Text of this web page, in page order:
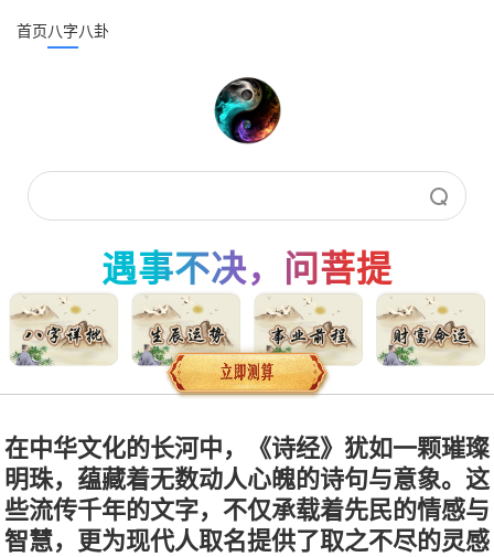
首页八字八卦
遇事不决，问菩提
在中华文化的长河中，《诗经》犹如一颗璀璨
明珠，蕴藏着无数动人心魄的诗句与意象。这
些流传千年的文字，不仅承载着先民的情感与
智慧，更为现代人取名提供了取之不尽的灵感